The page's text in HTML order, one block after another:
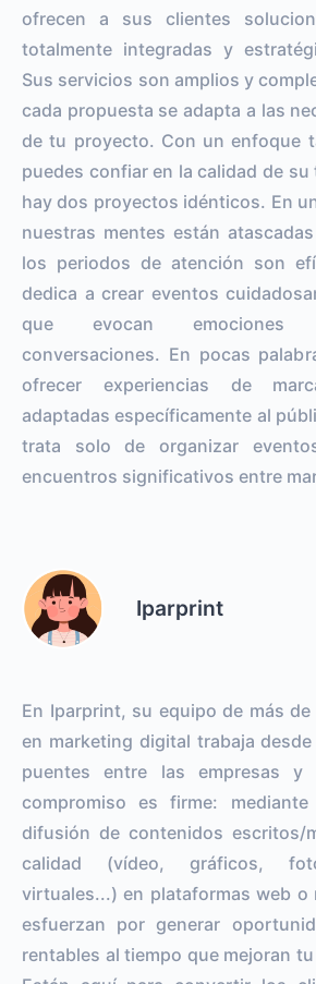
ofrecen a sus clientes
totalmente integradas y
Sus servicios son amplios y
cada propuesta se adapta a las
de tu proyecto. Con un enfoque
puedes confiar en la calidad de
hay dos proyectos idénticos. En
nuestras mentes están
los periodos de atención son
dedica a crear eventos
que evocan emociones
conversaciones. En pocas
ofrecer experiencias de
adaptadas específicamente al
trata solo de organizar
encuentros significativos entre
Iparprint
En Iparprint, su equipo de más
en marketing digital trabaja
puentes entre las empresas y
compromiso es firme:
difusión de contenidos escritos/
calidad (vídeo, gráficos,
virtuales...) en plataformas web o
esfuerzan por generar
rentables al tiempo que mejoran